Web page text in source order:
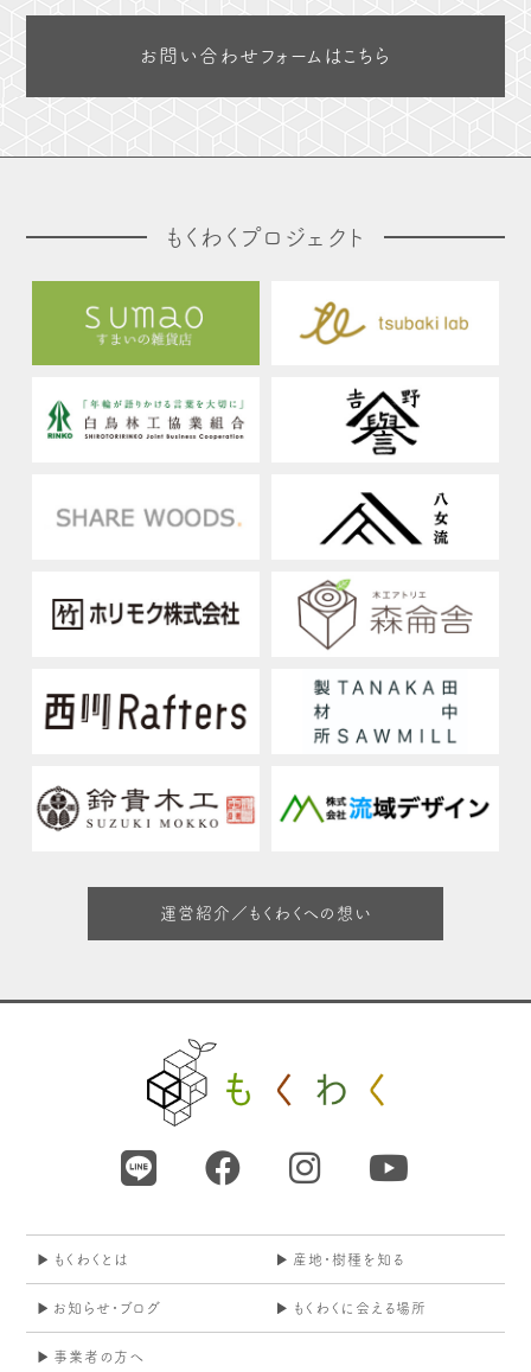
お問い合わせフォームはこちら
もくわくプロジェクト
運営紹介／もくわくへの想い
もくわくとは 産地・樹種を知る
お知らせ・ブログ もくわくに会える場所
事業者の方へ